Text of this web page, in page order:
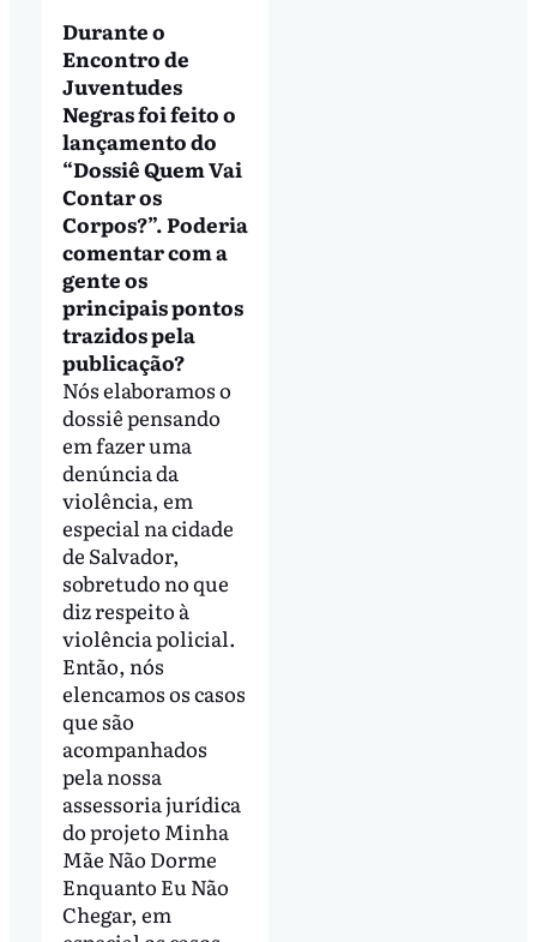
Durante o
Encontro de
Juventudes
Negras foi feito o
lançamento do
“Dossiê Quem Vai
Contar os
Corpos?”. Poderia
comentar com a
gente os
principais pontos
trazidos pela
publicação?
Nós elaboramos o
dossiê pensando
em fazer uma
denúncia da
violência, em
especial na cidade
de Salvador,
sobretudo no que
diz respeito à
violência policial.
Então, nós
elencamos os casos
que são
acompanhados
pela nossa
assessoria jurídica
do projeto Minha
Mãe Não Dorme
Enquanto Eu Não
Chegar, em